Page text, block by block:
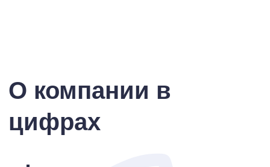
О компании в
цифрах